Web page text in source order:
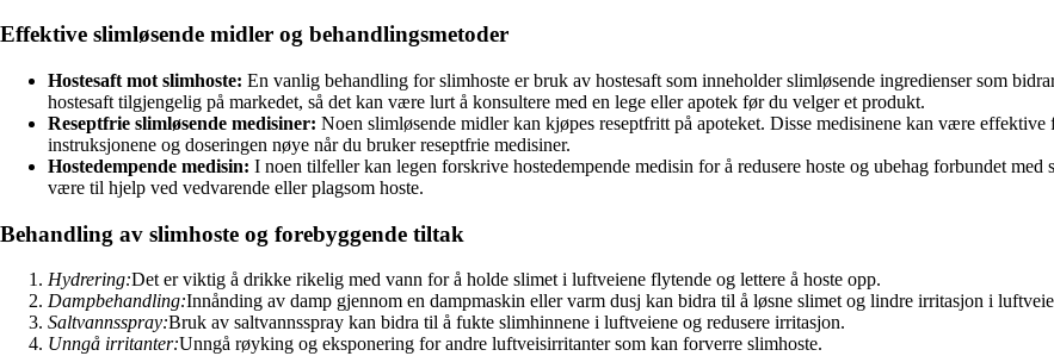
Effektive slimløsende midler og behandlingsmetoder
Hostesaft mot slimhoste: En vanlig behandling for slimhoste er bruk av hostesaft som inneholder slimløsende ingredienser som
hostesaft tilgjengelig på markedet, så det kan være lurt å konsultere med en lege eller apotek før du velger et produkt.
Reseptfrie slimløsende medisiner: Noen slimløsende midler kan kjøpes reseptfritt på apoteket. Disse medisinene kan være
instruksjonene og doseringen nøye når du bruker reseptfrie medisiner.
Hostedempende medisin: I noen tilfeller kan legen forskrive hostedempende medisin for å redusere hoste og ubehag forbundet
være til hjelp ved vedvarende eller plagsom hoste.
Behandling av slimhoste og forebyggende tiltak
Hydrering:Det er viktig å drikke rikelig med vann for å holde slimet i luftveiene flytende og lettere å hoste opp.
Dampbehandling:Innånding av damp gjennom en dampmaskin eller varm dusj kan bidra til å løsne slimet og lindre irritasjon i
Saltvannsspray:Bruk av saltvannsspray kan bidra til å fukte slimhinnene i luftveiene og redusere irritasjon.
Unngå irritanter:Unngå røyking og eksponering for andre luftveisirritanter som kan forverre slimhoste.